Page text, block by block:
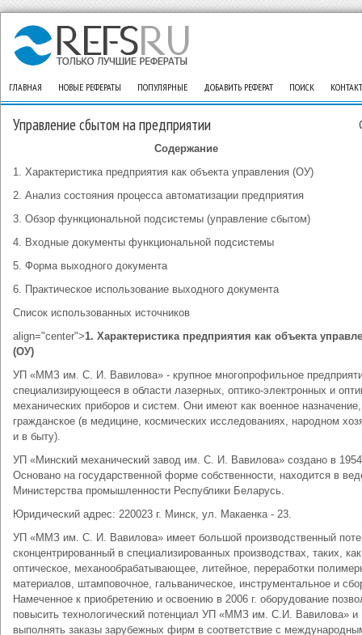
ГЛАВНАЯ НОВЫЕ РЕФЕРАТЫ ПОПУЛЯРНЫЕ ДОБАВИТЬ РЕФЕРАТ ПОИСК
Управление сбытом на предприятии
Содержание
1. Характеристика предприятия как объекта управления (ОУ)
2. Анализ состояния процесса автоматизации предприятия
3. Обзор функциональной подсистемы (управление сбытом)
4. Входные документы функциональной подсистемы
5. Форма выходного документа
6. Практическое использование выходного документа
Список использованных источников
align="center">1. Характеристика предприятия как объекта
(ОУ)
УП «ММЗ им. С. И. Вавилова» - крупное многопрофильное
специализирующееся в области лазерных, оптико-электронных и
механических приборов и систем. Они имеют как военное
гражданское (в медицине, космических исследованиях, народном
и в быту).
УП «Минский механический завод им. С. И. Вавилова» создано в
Основано на государственной форме собственности, находится в
Министерства промышленности Республики Беларусь.
Юридический адрес: 220023 г. Минск, ул. Макаенка - 23.
УП «ММЗ им. С. И. Вавилова» имеет большой производственный
сконцентрированный в специализированных производствах, таких, как
оптическое, механообрабатывающее, литейное, переработки
материалов, штамповочное, гальваническое, инструментальное и
Намеченное к приобретению и освоению в 2006 г. оборудование
повысить технологический потенциал УП «ММЗ им. С.И. Вавилова» и
выполнять заказы зарубежных фирм в соответствие с